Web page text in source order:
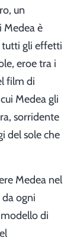
un
Medea è
tutti gli effetti
eroe tra i
film di
Medea gli
sorridente
del sole che
Medea nel
ogni
di